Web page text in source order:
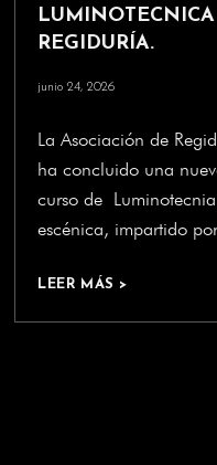
REGIDURÍA.
junio 24, 2026
La Asociación de
ha concluido una
curso de
escénica, impartido
LEER MÁS >